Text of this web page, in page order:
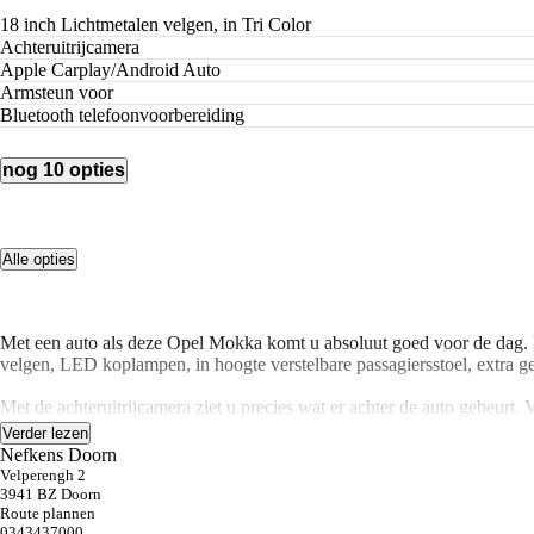
18 inch Lichtmetalen velgen, in Tri Color
achteruitrijcamera
Apple Carplay/Android Auto
armsteun voor
Bluetooth telefoonvoorbereiding
nog 10 opties
Alle opties
Met een auto als deze Opel Mokka komt u absoluut goed voor de
velgen, LED koplampen, in hoogte verstelbare passagiersstoel, extra
Met de achteruitrijcamera ziet u precies wat er achter de auto
control. Het hoort bij een intelligente auto als deze dat hij zelf in staat
cruise control heeft een feilloos geheugen. Als u even vaart heeft
centrale deurvergrendeling met afstandsbediening.
De geavanceerde technologie in deze Opel is in staat om onderweg
Verder lezen
Nefkens Doorn
Velperengh 2
3941 BZ Doorn
Route plannen